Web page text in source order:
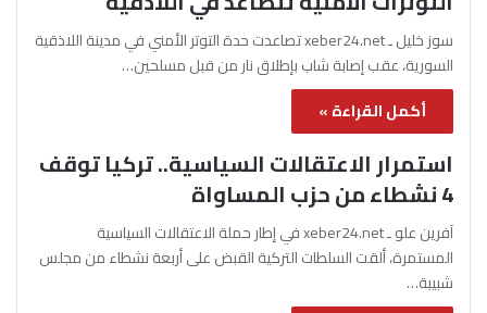
سوز خليل ـ xeber24.net تصاعدت حدة التوتر الأمني في مدينة اللاذقية
السورية، عقب إصابة شاب بإطلاق نار من قبل مسلحين…
أكمل القراءة »
استمرار الاعتقالات السياسية.. تركيا توقف
4 نشطاء من حزب المساواة
آفرين علو ـ xeber24.net في إطار حملة الاعتقالات السياسية
المستمرة، ألقت السلطات التركية القبض على أربعة نشطاء من مجلس
شبيبة…